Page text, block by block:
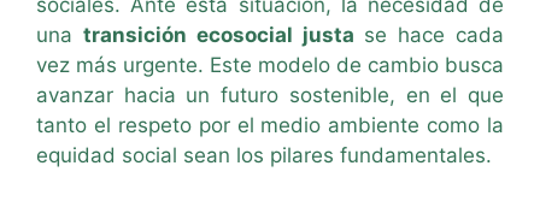
sociales. Ante esta situación, la necesidad de
una transición ecosocial justa se hace cada
vez más urgente. Este modelo de cambio busca
avanzar hacia un futuro sostenible, en el que
tanto el respeto por el medio ambiente como la
equidad social sean los pilares fundamentales.